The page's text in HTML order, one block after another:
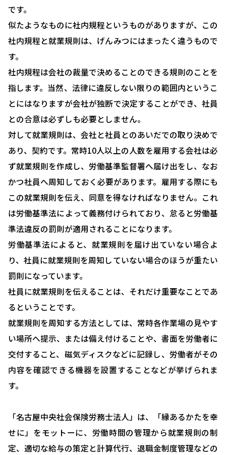
HOME
選ばれる理由
助成金について
就業規則について
採用コンサルティング
人事評価制度について
確定拠出型年金について
社会保険・給与計算について
お客様の声
ブログ＆ニュース
です。
似たようなものに社内規程というものがありますが、この
社内規程と就業規則は、げんみつにはまったく違うもので
す。
社内規程は会社の裁量で決めることのできる規則のことを
指します。当然、法律に違反しない限りの範囲内というこ
とにはなりますが会社が独断で決定することができ、社員
との合意は必ずしも必要としません。
対して就業規則は、会社と社員とのあいだでの取り決めで
あり、契約です。常時10人以上の人数を雇用する会社は必
ず就業規則を作成し、労働基準監督署へ届け出をし、なお
かつ社員へ周知しておく必要があります。雇用する際にも
この就業規則を伝え、同意を得なければなりません。これ
は労働基準法によって義務付けられており、怠ると労働基
準法違反の罰則が適用されることになります。
労働基準法によると、就業規則を届け出ていない場合よ
り、社員に就業規則を周知していない場合のほうが重たい
罰則になっています。
社員に就業規則を伝えることは、それだけ重要なことであ
るということです。
就業規則を周知する方法としては、常時各作業場の見やす
い場所へ提示、または備え付けることや、書面を労働者に
交付すること、磁気ディスクなどに記録し、労働者がその
内容を確認できる機器を設置することなどが挙げられま
す。
「名古屋中央社会保険労務士法人」は、「縁あるかたを幸
せに」をモットーに、労働時間の管理から就業規則の制
定、適切な給与の策定と計算代行、退職金制度管理などの